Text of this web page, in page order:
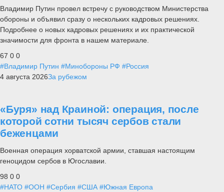
Владимир Путин провел встречу с руководством Министерства
обороны и объявил сразу о нескольких кадровых решениях.
Подробнее о новых кадровых решениях и их практической
значимости для фронта в нашем материале.
67 0 0
#Владимир Путин #Минобороны РФ #Россия
4 августа 2026За рубежом
«Буря» над Краиной: операция, после
которой сотни тысяч сербов стали
беженцами
Военная операция хорватской армии, ставшая настоящим
геноцидом сербов в Югославии.
98 0 0
#НАТО #ООН #Сербия #США #Южная Европа